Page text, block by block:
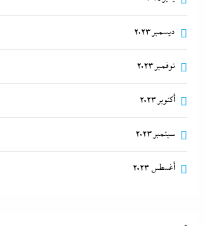
ديسمبر 2023
نوفمبر 2023
أكتوبر 2023
سبتمبر 2023
أغسطس 2023